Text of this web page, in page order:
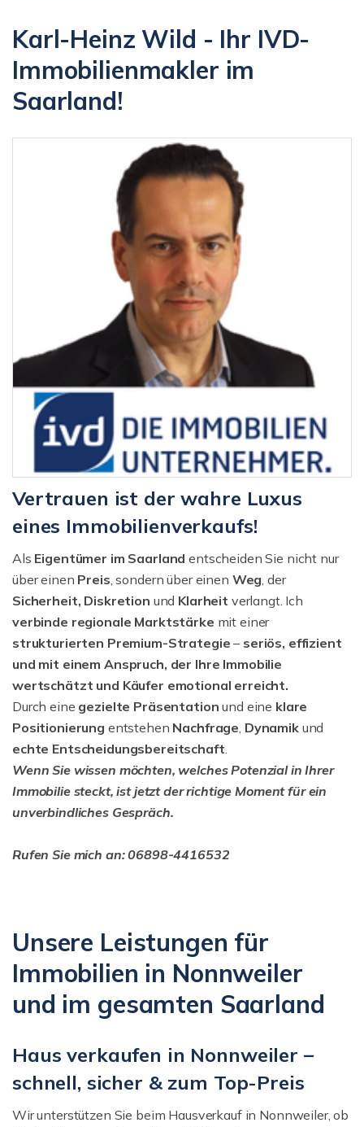
Karl-Heinz Wild - Ihr IVD-
Immobilienmakler im
Saarland!
Vertrauen ist der wahre Luxus
eines Immobilienverkaufs!
Als Eigentümer im Saarland entscheiden Sie nicht nur
über einen Preis, sondern über einen Weg, der
Sicherheit, Diskretion und Klarheit verlangt. Ich
verbinde regionale Marktstärke mit einer
strukturierten Premium-Strategie – seriös, effizient
und mit einem Anspruch, der Ihre Immobilie
wertschätzt und Käufer emotional erreicht.
Durch eine gezielte Präsentation und eine klare
Positionierung entstehen Nachfrage, Dynamikund
echte Entscheidungsbereitschaft.
Wenn Sie wissen möchten, welches Potenzial in Ihrer
Immobilie steckt, ist jetzt der richtige Moment für ein
unverbindliches Gespräch.
Rufen Sie mich an: 06898-4416532
Unsere Leistungen für
Immobilien in Nonnweiler
und im gesamten Saarland
Haus verkaufen in Nonnweiler –
schnell, sicher & zum Top-Preis
Wir unterstützen Sie beim Hausverkauf in Nonnweiler, ob